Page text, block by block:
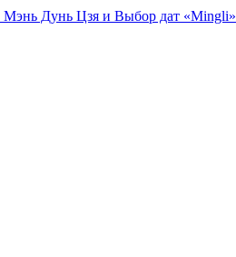
Дунь Цзя и Выбор дат «Mingli»